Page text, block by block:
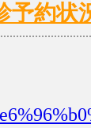
予約状